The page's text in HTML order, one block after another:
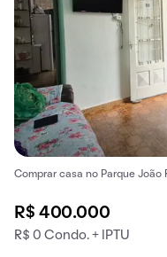
Comprar casa no Parque João
R$ 400.000
R$ 0 Condo. + IPTU